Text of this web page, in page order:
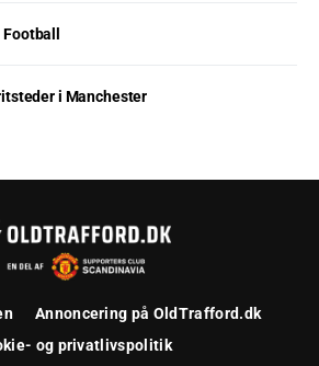
i Manchester
Annoncering på OldTrafford.dk
og privatlivspolitik